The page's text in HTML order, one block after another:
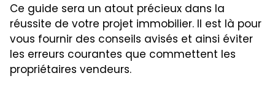
Ce guide sera un atout précieux dans la
réussite de votre projet immobilier. Il est là pour
vous fournir des conseils avisés et ainsi éviter
les erreurs courantes que commettent les
propriétaires vendeurs.